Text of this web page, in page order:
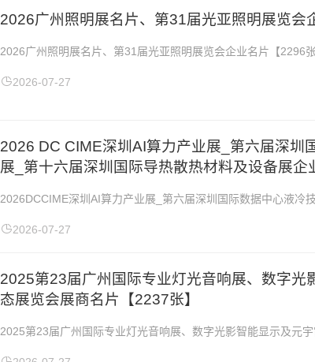
2026广州照明展名片、第31届光亚照明展览会
2026广州照明展名片、第31届光亚照明展览会企业名片【2296
日展会地点：广州中国进出口商品交易会展馆2026广州照明展名...
2026-07-27
2026 DC CIME深圳AI算力产业展_第六届深圳
展_第十六届深圳国际导热散热材料及设备展企
2026DCCIME深圳AI算力产业展_第六届深圳国际数据中心液冷
散热材料及设备展企业名片【746张】展会时间：2026年6月1...
2026-07-27
2025第23届广州国际专业灯光音响展、数字光
态展览会展商名片【2237张】
2025第23届广州国际专业灯光音响展、数字光影智能显示及元
张】展会时间：2025年5月27—30日 ...